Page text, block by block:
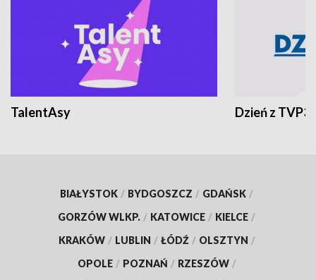
TalentAsy Dzień z TVP3
BIAŁYSTOK / BYDGOSZCZ / GDAŃSK /
GORZÓW WLKP. / KATOWICE / KIELCE /
KRAKÓW / LUBLIN / ŁÓDŹ / OLSZTYN /
OPOLE / POZNAŃ / RZESZÓW /